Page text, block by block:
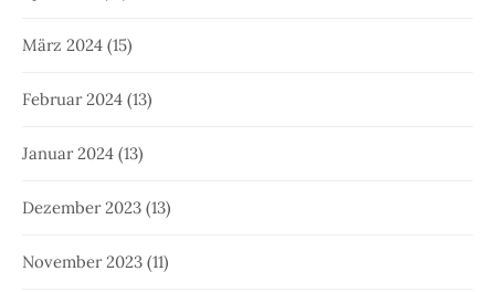
März 2024 (15)
Februar 2024 (13)
Januar 2024 (13)
Dezember 2023 (13)
November 2023 (11)